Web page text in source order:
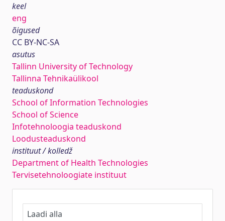
keel
eng
õigused
CC BY-NC-SA
asutus
Tallinn University of Technology
Tallinna Tehnikaülikool
teaduskond
School of Information Technologies
School of Science
Infotehnoloogia teaduskond
Loodusteaduskond
instituut / kolledž
Department of Health Technologies
Tervisetehnoloogiate instituut
Laadi alla